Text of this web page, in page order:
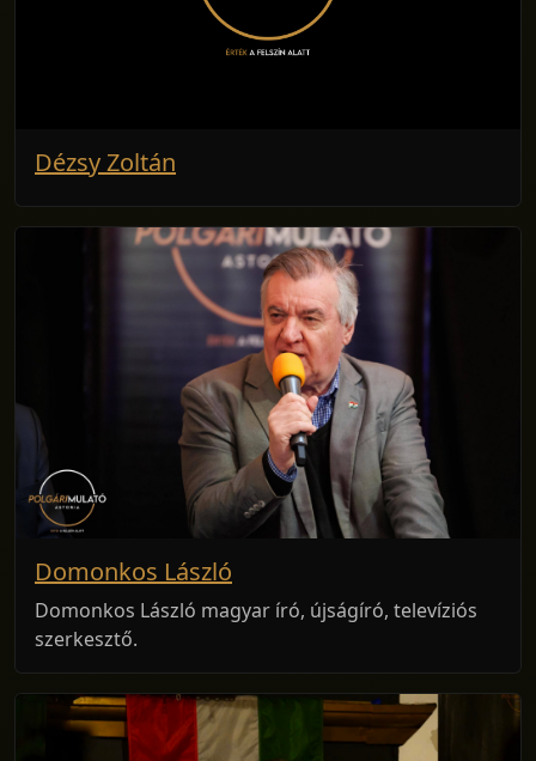
Dézsy Zoltán
Domonkos László
Domonkos László magyar író, újságíró, televíziós
szerkesztő.